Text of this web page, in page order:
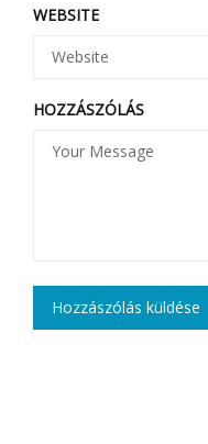
WEBSITE
HOZZÁSZÓLÁS